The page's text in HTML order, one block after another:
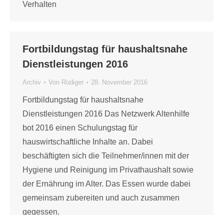
Verhalten
Fortbildungstag für haushaltsnahe
Dienstleistungen 2016
Archiv Von Rüdiger 28. November 2016
Fortbildungstag für haushaltsnahe
Dienstleistungen 2016 Das Netzwerk Altenhilfe
bot 2016 einen Schulungstag für
hauswirtschaftliche Inhalte an. Dabei
beschäftigten sich die Teilnehmer/innen mit der
Hygiene und Reinigung im Privathaushalt sowie
der Ernährung im Alter. Das Essen wurde dabei
gemeinsam zubereiten und auch zusammen
gegessen.